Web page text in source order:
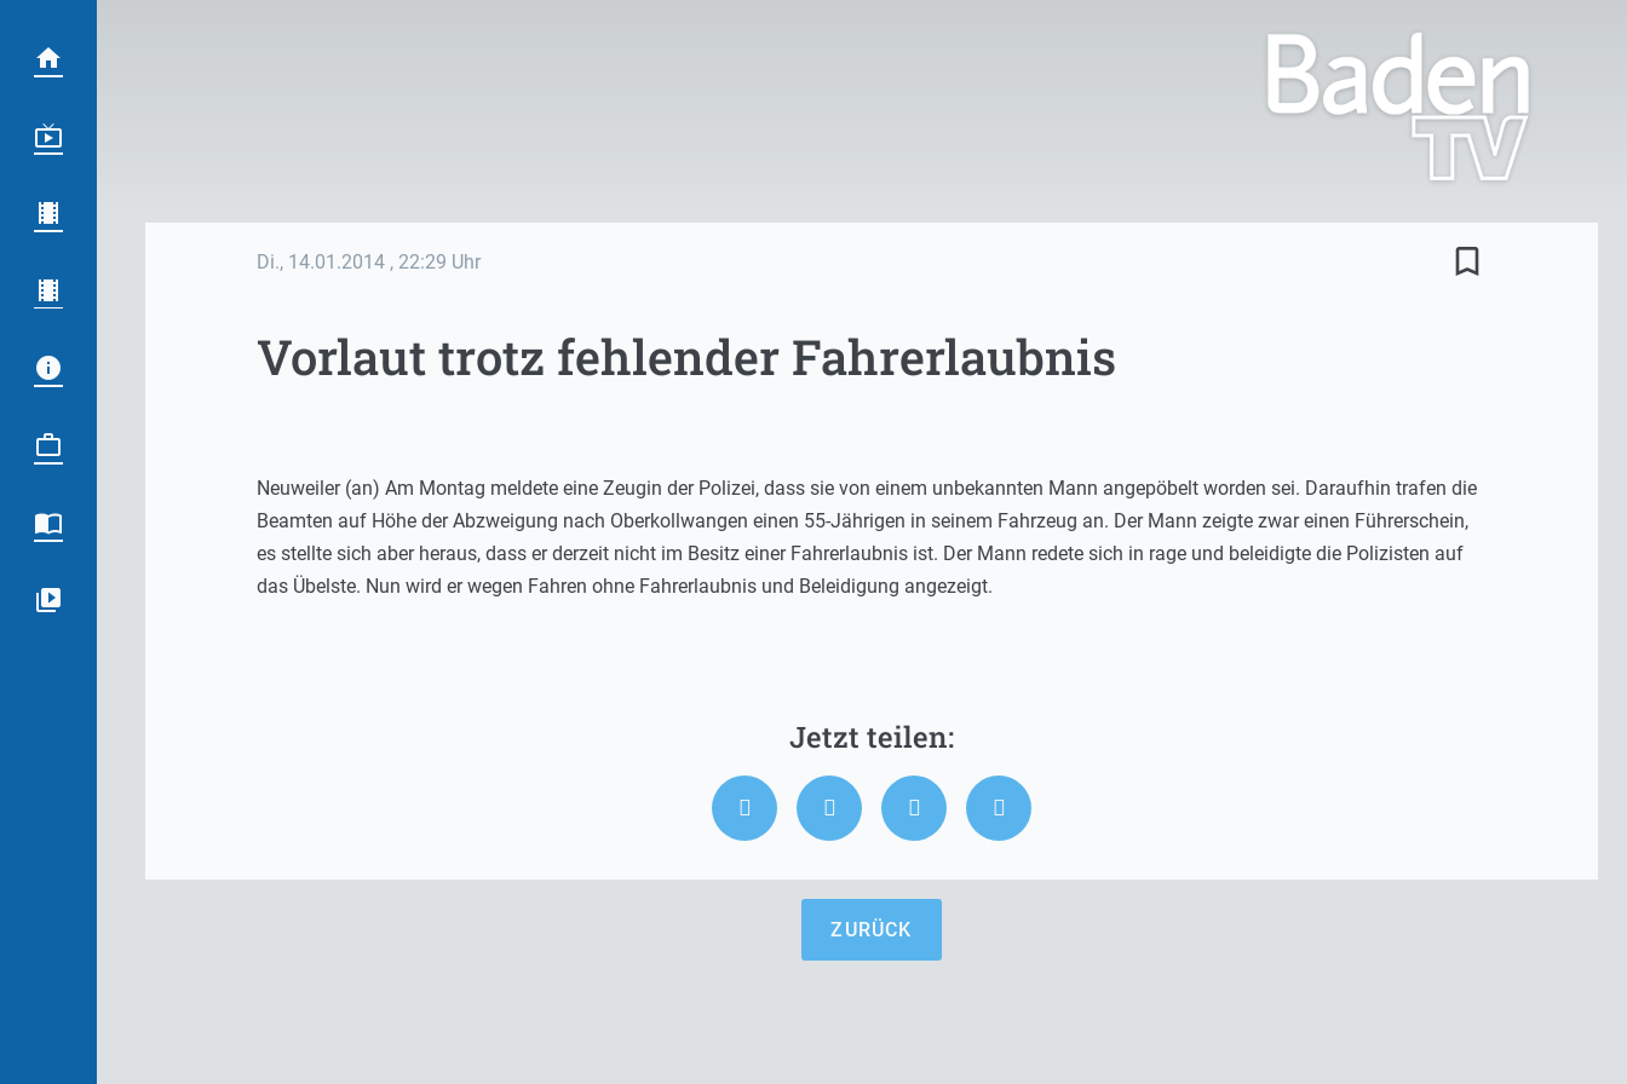
Di., 14.01.2014 , 22:29 Uhr bookmark_border
Vorlaut trotz fehlender Fahrerlaubnis
Neuweiler (an) Am Montag meldete eine Zeugin der Polizei, dass sie von einem unbekannten Mann angepöbelt worden sei. Daraufhin trafen die
Beamten auf Höhe der Abzweigung nach Oberkollwangen einen 55-Jährigen in seinem Fahrzeug an. Der Mann zeigte zwar einen Führerschein,
es stellte sich aber heraus, dass er derzeit nicht im Besitz einer Fahrerlaubnis ist. Der Mann redete sich in rage und beleidigte die Polizisten auf
das Übelste. Nun wird er wegen Fahren ohne Fahrerlaubnis und Beleidigung angezeigt.
ZURÜCK